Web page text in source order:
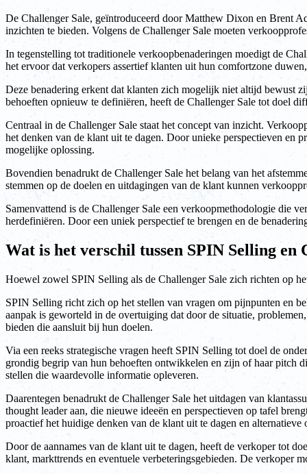
De Challenger Sale, geïntroduceerd door Matthew Dixon en Brent
inzichten te bieden. Volgens de Challenger Sale moeten
In tegenstelling tot traditionele verkoopbenaderingen moedigt de
het ervoor dat verkopers assertief klanten uit hun comfortzone
Deze benadering erkent dat klanten zich mogelijk niet altijd bewust
behoeften opnieuw te definiëren, heeft de Challenger Sale tot doel
Centraal in de Challenger Sale staat het concept van inzicht.
het denken van de klant uit te dagen. Door unieke perspectieven en
mogelijke oplossing.
Bovendien benadrukt de Challenger Sale het belang van het
stemmen op de doelen en uitdagingen van de klant kunnen
Samenvattend is de Challenger Sale een verkoopmethodologie die
herdefiniëren. Door een uniek perspectief te brengen en de
Wat is het verschil tussen SPIN Selling en
Hoewel zowel SPIN Selling als de Challenger Sale zich richten op
SPIN Selling richt zich op het stellen van vragen om pijnpunten en
aanpak is geworteld in de overtuiging dat door de situatie,
bieden die aansluit bij hun doelen.
Via een reeks strategische vragen heeft SPIN Selling tot doel de
grondig begrip van hun behoeften ontwikkelen en zijn of haar pitch
stellen die waardevolle informatie opleveren.
Daarentegen benadrukt de Challenger Sale het uitdagen van
thought leader aan, die nieuwe ideeën en perspectieven op tafel
proactief het huidige denken van de klant uit te dagen en alternatieve
Door de aannames van de klant uit te dagen, heeft de verkoper tot
klant, markttrends en eventuele verbeteringsgebieden. De verkoper